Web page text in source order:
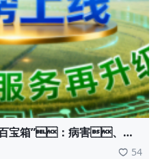
百宝箱”：病害、虫
、AI兑水一网打
54